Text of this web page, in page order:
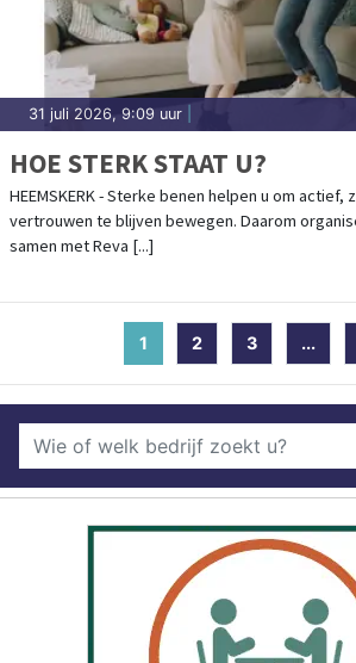
31 juli 2026, 9:09 uur
HOE STERK STAAT U?
HEEMSKERK - Sterke benen helpen u om
vertrouwen te blijven bewegen. Daarom
samen met Reva [...]
1 (current)
2 3 ...